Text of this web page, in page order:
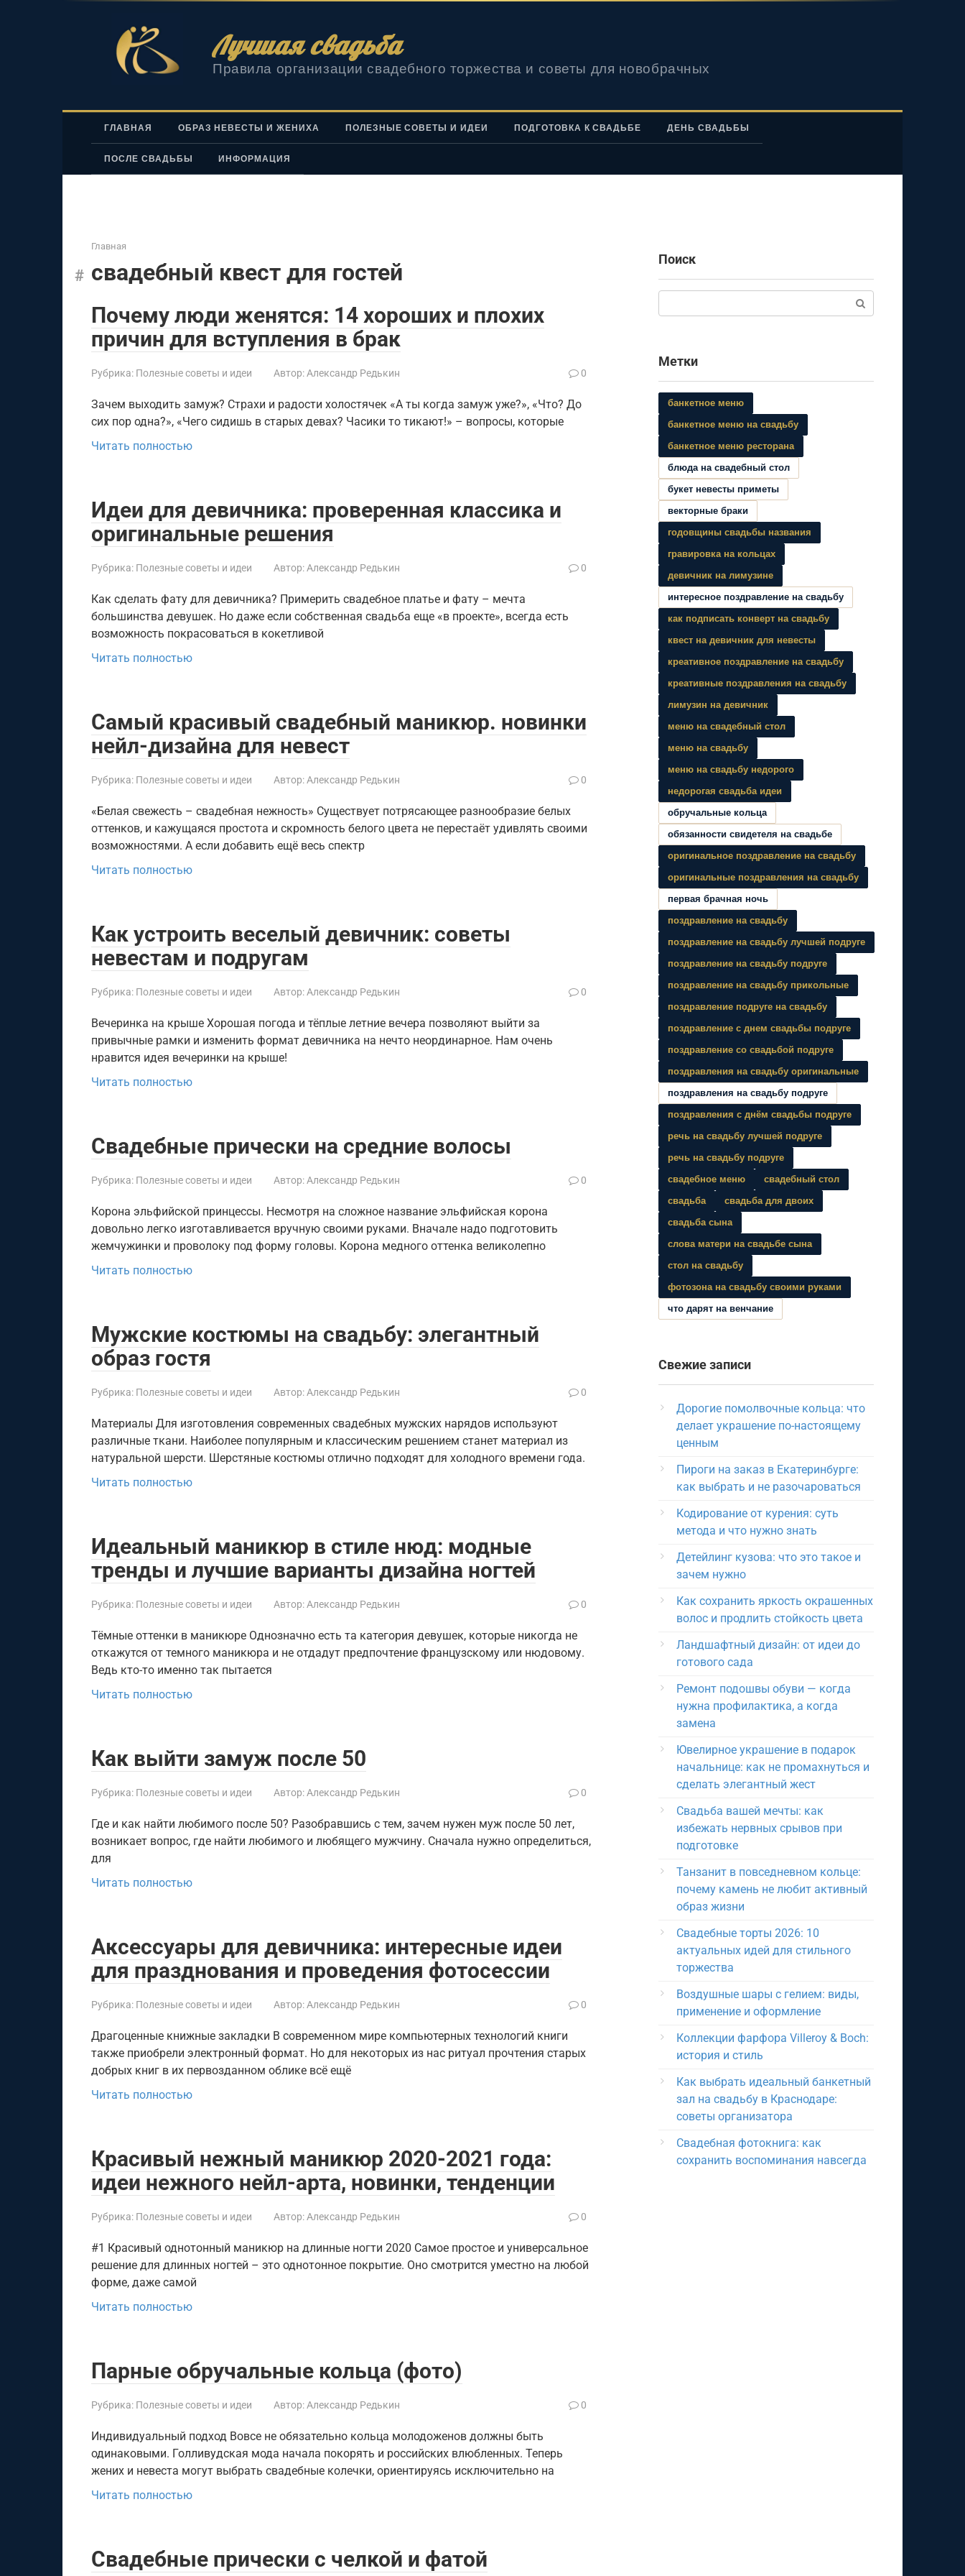
Лучшая свадьба
Правила организации свадебного торжества и советы для новобрачных
ГЛАВНАЯ ОБРАЗ НЕВЕСТЫ И ЖЕНИХА ПОЛЕЗНЫЕ СОВЕТЫ И ИДЕИ ПОДГОТОВКА К СВАДЬБЕ ДЕНЬ СВАДЬБЫ
ПОСЛЕ СВАДЬБЫ ИНФОРМАЦИЯ
Главная
свадебный квест для гостей
Почему люди женятся: 14 хороших и плохих
причин для вступления в брак
Рубрика: Полезные советы и идеи Автор: Александр Редькин 0
Зачем выходить замуж? Страхи и радости холостячек «А ты когда замуж уже?», «Что? До
сих пор одна?», «Чего сидишь в старых девах? Часики то тикают!» – вопросы, которые
Читать полностью
Идеи для девичника: проверенная классика и
оригинальные решения
Рубрика: Полезные советы и идеи Автор: Александр Редькин 0
Как сделать фату для девичника? Примерить свадебное платье и фату – мечта
большинства девушек. Но даже если собственная свадьба еще «в проекте», всегда есть
возможность покрасоваться в кокетливой
Читать полностью
Самый красивый свадебный маникюр. новинки
нейл-дизайна для невест
Рубрика: Полезные советы и идеи Автор: Александр Редькин 0
«Белая свежесть – свадебная нежность» Существует потрясающее разнообразие белых
оттенков, и кажущаяся простота и скромность белого цвета не перестаёт удивлять своими
возможностями. А если добавить ещё весь спектр
Читать полностью
Как устроить веселый девичник: советы
невестам и подругам
Рубрика: Полезные советы и идеи Автор: Александр Редькин 0
Вечеринка на крыше Хорошая погода и тёплые летние вечера позволяют выйти за
привычные рамки и изменить формат девичника на нечто неординарное. Нам очень
нравится идея вечеринки на крыше!
Читать полностью
Свадебные прически на средние волосы
Рубрика: Полезные советы и идеи Автор: Александр Редькин 0
Корона эльфийской принцессы. Несмотря на сложное название эльфийская корона
довольно легко изготавливается вручную своими руками. Вначале надо подготовить
жемчужинки и проволоку под форму головы. Корона медного оттенка великолепно
Читать полностью
Мужские костюмы на свадьбу: элегантный
образ гостя
Рубрика: Полезные советы и идеи Автор: Александр Редькин 0
Материалы Для изготовления современных свадебных мужских нарядов используют
различные ткани. Наиболее популярным и классическим решением станет материал из
натуральной шерсти. Шерстяные костюмы отлично подходят для холодного времени года.
Читать полностью
Идеальный маникюр в стиле нюд: модные
тренды и лучшие варианты дизайна ногтей
Рубрика: Полезные советы и идеи Автор: Александр Редькин 0
Тёмные оттенки в маникюре Однозначно есть та категория девушек, которые никогда не
откажутся от темного маникюра и не отдадут предпочтение французскому или нюдовому.
Ведь кто-то именно так пытается
Читать полностью
Как выйти замуж после 50
Рубрика: Полезные советы и идеи Автор: Александр Редькин 0
Где и как найти любимого после 50? Разобравшись с тем, зачем нужен муж после 50 лет,
возникает вопрос, где найти любимого и любящего мужчину. Сначала нужно определиться,
для
Читать полностью
Аксессуары для девичника: интересные идеи
для празднования и проведения фотосессии
Рубрика: Полезные советы и идеи Автор: Александр Редькин 0
Драгоценные книжные закладки В современном мире компьютерных технологий книги
также приобрели электронный формат. Но для некоторых из нас ритуал прочтения старых
добрых книг в их первозданном облике всё ещё
Читать полностью
Красивый нежный маникюр 2020-2021 года:
идеи нежного нейл-арта, новинки, тенденции
Рубрика: Полезные советы и идеи Автор: Александр Редькин 0
#1 Красивый однотонный маникюр на длинные ногти 2020 Самое простое и универсальное
решение для длинных ногтей – это однотонное покрытие. Оно смотрится уместно на любой
форме, даже самой
Читать полностью
Парные обручальные кольца (фото)
Рубрика: Полезные советы и идеи Автор: Александр Редькин 0
Индивидуальный подход Вовсе не обязательно кольца молодоженов должны быть
одинаковыми. Голливудская мода начала покорять и российских влюбленных. Теперь
жених и невеста могут выбрать свадебные колечки, ориентируясь исключительно на
Читать полностью
Cвадебные прически с челкой и фатой
Поиск
Метки
банкетное меню
банкетное меню на свадьбу
банкетное меню ресторана
блюда на свадебный стол
букет невесты приметы
векторные браки
годовщины свадьбы названия
гравировка на кольцах
девичник на лимузине
интересное поздравление на свадьбу
как подписать конверт на свадьбу
квест на девичник для невесты
креативное поздравление на свадьбу
креативные поздравления на свадьбу
лимузин на девичник
меню на свадебный стол
меню на свадьбу
меню на свадьбу недорого
недорогая свадьба идеи
обручальные кольца
обязанности свидетеля на свадьбе
оригинальное поздравление на свадьбу
оригинальные поздравления на свадьбу
первая брачная ночь
поздравление на свадьбу
поздравление на свадьбу лучшей подруге
поздравление на свадьбу подруге
поздравление на свадьбу прикольные
поздравление подруге на свадьбу
поздравление с днем свадьбы подруге
поздравление со свадьбой подруге
поздравления на свадьбу оригинальные
поздравления на свадьбу подруге
поздравления с днём свадьбы подруге
речь на свадьбу лучшей подруге
речь на свадьбу подруге
свадебное меню
свадебный стол
свадьба
свадьба для двоих
свадьба сына
слова матери на свадьбе сына
стол на свадьбу
фотозона на свадьбу своими руками
что дарят на венчание
Свежие записи
Дорогие помолвочные кольца: что
делает украшение по-настоящему
ценным
Пироги на заказ в Екатеринбурге:
как выбрать и не разочароваться
Кодирование от курения: суть
метода и что нужно знать
Детейлинг кузова: что это такое и
зачем нужно
Как сохранить яркость окрашенных
волос и продлить стойкость цвета
Ландшафтный дизайн: от идеи до
готового сада
Ремонт подошвы обуви — когда
нужна профилактика, а когда
замена
Ювелирное украшение в подарок
начальнице: как не промахнуться и
сделать элегантный жест
Свадьба вашей мечты: как
избежать нервных срывов при
подготовке
Танзанит в повседневном кольце:
почему камень не любит активный
образ жизни
Свадебные торты 2026: 10
актуальных идей для стильного
торжества
Воздушные шары с гелием: виды,
применение и оформление
Коллекции фарфора Villeroy & Boch:
история и стиль
Как выбрать идеальный банкетный
зал на свадьбу в Краснодаре:
советы организатора
Свадебная фотокнига: как
сохранить воспоминания навсегда